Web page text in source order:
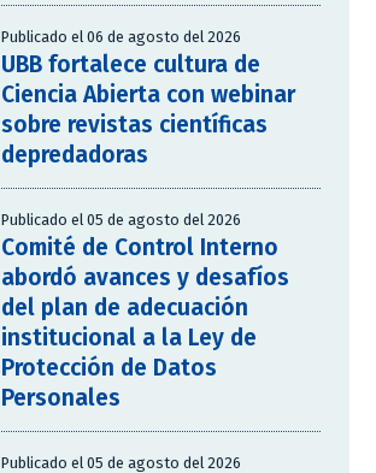
Publicado el 06 de agosto del 2026
UBB fortalece cultura de
Ciencia Abierta con webinar
sobre revistas científicas
depredadoras
Publicado el 05 de agosto del 2026
Comité de Control Interno
abordó avances y desafíos
del plan de adecuación
institucional a la Ley de
Protección de Datos
Personales
Publicado el 05 de agosto del 2026